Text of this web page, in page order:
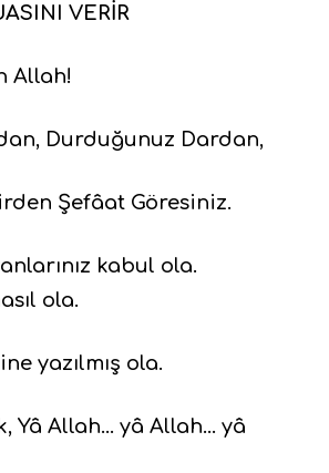
VERİR
Allah!
Durduğunuz Dardan,
Şefâat Göresiniz.
kabul ola.
ola.
yazılmış ola.
Yâ Allah… yâ Allah… yâ